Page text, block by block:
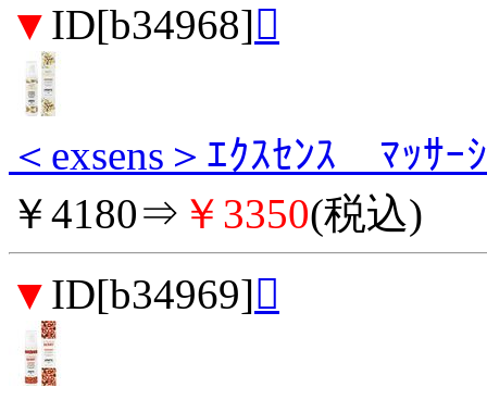
▼ ID[b34968]
＜exsens＞ｴｸｽｾﾝｽ ﾏｯ
￥4180⇒ ￥3350(税込)
▼ ID[b34969]